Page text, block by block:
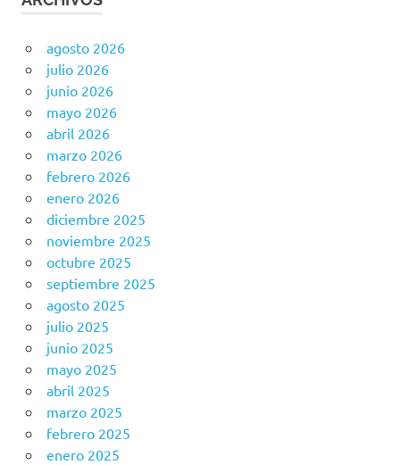
agosto 2026
julio 2026
junio 2026
mayo 2026
abril 2026
marzo 2026
febrero 2026
enero 2026
diciembre 2025
noviembre 2025
octubre 2025
septiembre 2025
agosto 2025
julio 2025
junio 2025
mayo 2025
abril 2025
marzo 2025
febrero 2025
enero 2025